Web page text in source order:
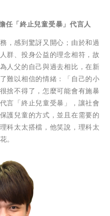
任「終止兒童受暴」代言人
，感到驚訝又開心；由於和過
群、投身公益的理念相符，故
人父的自己與過去相比，在新
難以相信的情緒：「自己的小
捨不得了，怎麼可能會有施暴
言「終止兒童受暴」，讓社會
護兒童的方式，並且在需要的
科太太搭檔，他笑說，理科太
。